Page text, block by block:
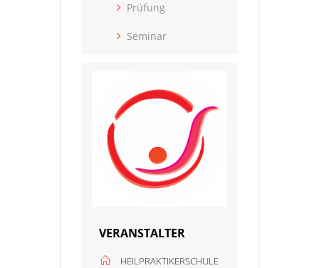
Prüfung
Seminar
VERANSTALTER
HEILPRAKTIKERSCHULE